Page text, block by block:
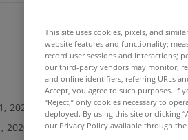
2020 2019 2018 7.x 6.x 5.x 4.x LT
2020 2019 2018 Measure 10
This site uses cookies, pixels, and
website features and functionality;
record user sessions and interactions;
our third-party vendors may monitor,
and online identifiers, referring URLs
Accept, you agree to such purposes. If
“Reject,” only cookies necessary to
deployed. By using this site or clicking
our Privacy Policy available through